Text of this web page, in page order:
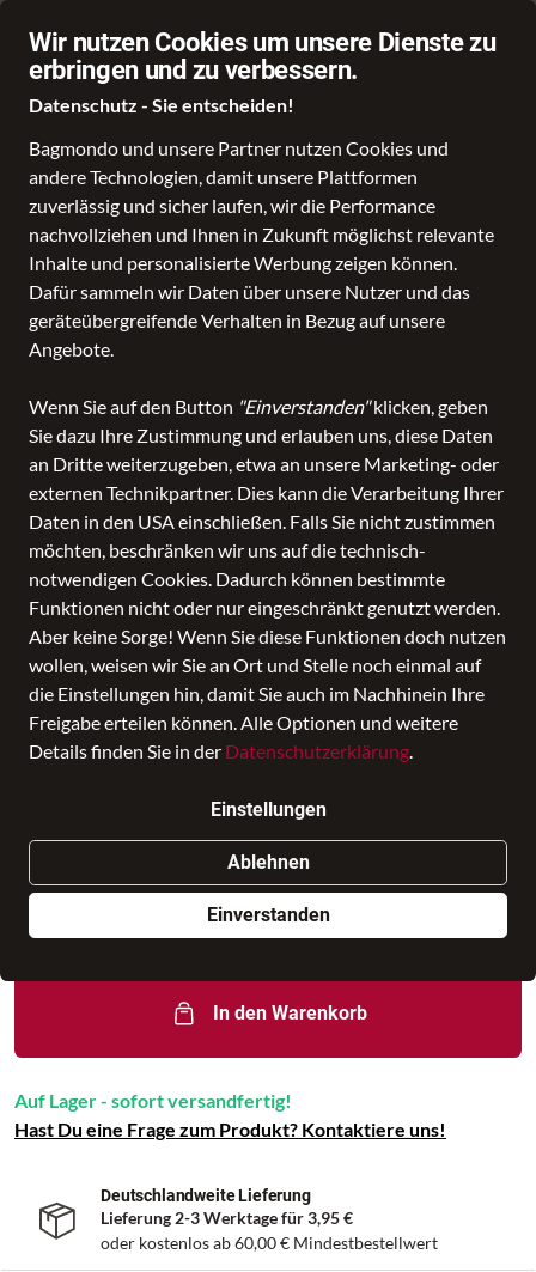
Wir nutzen Cookies um unsere Dienste zu
erbringen und zu verbessern.
Datenschutz - Sie entscheiden!
Bagmondo und unsere Partner nutzen Cookies und
andere Technologien, damit unsere Plattformen
zuverlässig und sicher laufen, wir die Performance
nachvollziehen und Ihnen in Zukunft möglichst relevante
Inhalte und personalisierte Werbung zeigen können.
Dafür sammeln wir Daten über unsere Nutzer und das
geräteübergreifende Verhalten in Bezug auf unsere
Angebote.
Wenn Sie auf den Button "Einverstanden"klicken, geben
Sie dazu Ihre Zustimmung und erlauben uns, diese Daten
an Dritte weiterzugeben, etwa an unsere Marketing- oder
externen Technikpartner. Dies kann die Verarbeitung Ihrer
Daten in den USA einschließen. Falls Sie nicht zustimmen
möchten, beschränken wir uns auf die technisch-
notwendigen Cookies. Dadurch können bestimmte
Funktionen nicht oder nur eingeschränkt genutzt werden.
Aber keine Sorge! Wenn Sie diese Funktionen doch nutzen
wollen, weisen wir Sie an Ort und Stelle noch einmal auf
die Einstellungen hin, damit Sie auch im Nachhinein Ihre
Freigabe erteilen können. Alle Optionen und weitere
Details finden Sie in der Datenschutzerklärung.
Einstellungen
Ablehnen
Einverstanden
Business
zzgl. Versandkosten
Nur noch weniger als 3 Artikel im Geschäft vorhanden.
Dieses Produkt ist nur online verfügbar
In den Warenkorb
Auf Lager - sofort versandfertig!
Hast Du eine Frage zum Produkt? Kontaktiere uns!
Deutschlandweite Lieferung
Lieferung 2-3 Werktage für3,95 €
oder kostenlos ab60,00 € Mindestbestellwert